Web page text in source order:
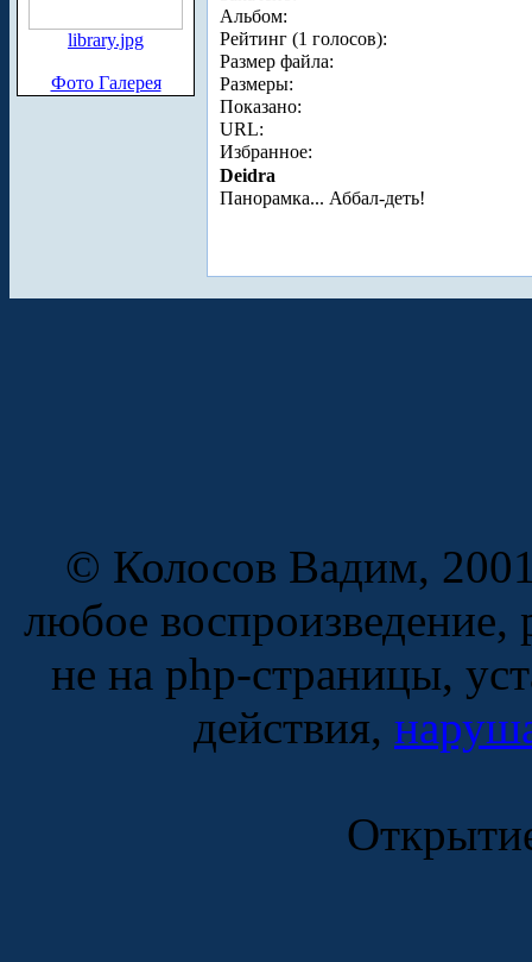
library.jpg
Фото Галерея
Альбом:
Рейтинг (1 голосов):
Размер файла:
Размеры:
Показано:
URL:
Избранное:
Deidra
Панорамка... Аббал-деть!
© Колосов Вадим,
любое воспроизведение,
не на php-страницы,
действия,